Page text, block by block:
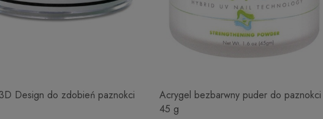
Design do zdobień paznokci
Acrygel bezbarwny puder do paznokci
45 g